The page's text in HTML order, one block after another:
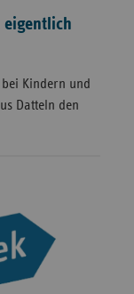
eigentlich
Kindern und
Datteln den